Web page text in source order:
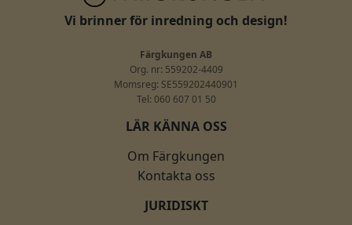
Vi brinner för inredning och design!
Färgkungen AB
Org. nr: 559202-4409
Momsreg: SE559202440901
Tel: 060 607 01 50
LÄR KÄNNA OSS
Om Färgkungen
Kontakta oss
JURIDISKT